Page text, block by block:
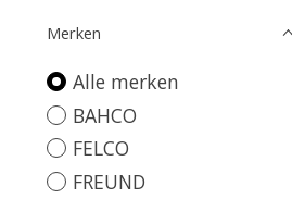
Merken
Alle merken
BAHCO
FELCO
FREUND